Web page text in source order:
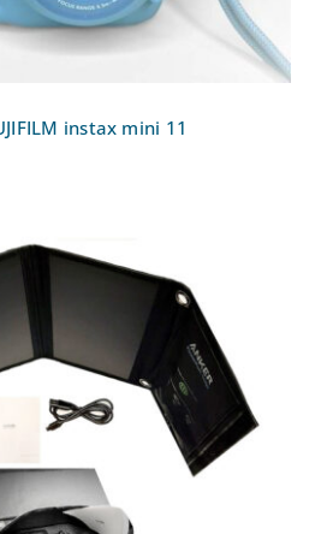
instax mini 11
Anker PowerPort 21W 2-
Port